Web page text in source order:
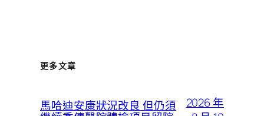
更多文章
馬哈迪安康狀況改良 但仍須
2026 年